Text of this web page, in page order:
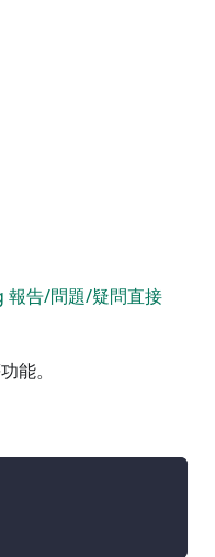
報告/問題/疑問直接
能。